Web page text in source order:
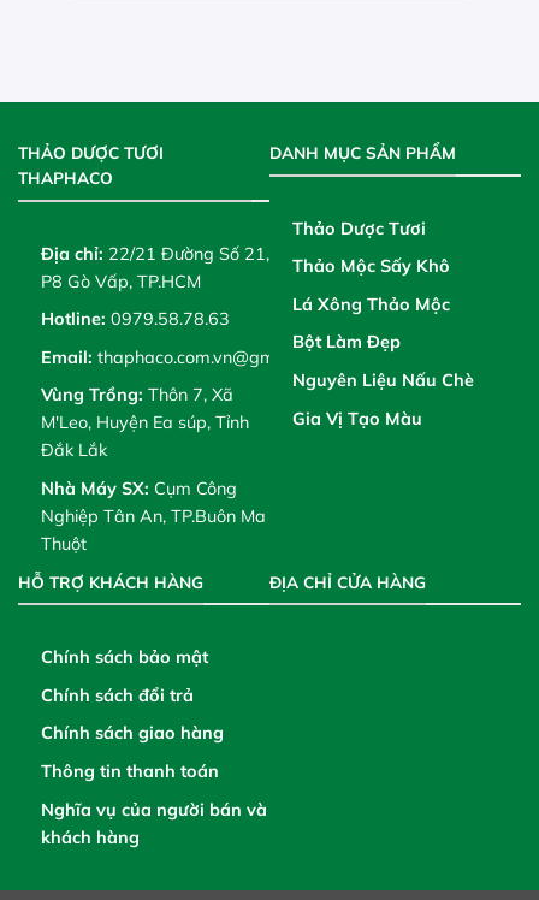
THẢO DƯỢC TƯƠI
THAPHACO
Địa chỉ: 22/21 Đường Số 21,
P8 Gò Vấp, TP.HCM
Hotline: 0979.58.78.63
Email: thaphaco.com.vn@gmail.com
Vùng Trồng: Thôn 7, Xã
M'Leo, Huyện Ea súp, Tỉnh
Đắk Lắk
Nhà Máy SX: Cụm Công
Nghiệp Tân An, TP.Buôn Ma
Thuột
DANH MỤC SẢN PHẨM
Thảo Dược Tươi
Thảo Mộc Sấy Khô
Lá Xông Thảo Mộc
Bột Làm Đẹp
Nguyên Liệu Nấu Chè
Gia Vị Tạo Màu
HỖ TRỢ KHÁCH HÀNG
Chính sách bảo mật
Chính sách đổi trả
Chính sách giao hàng
Thông tin thanh toán
Nghĩa vụ của người bán và
khách hàng
ĐỊA CHỈ CỬA HÀNG